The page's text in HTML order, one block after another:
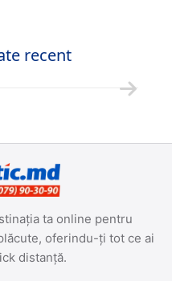
recent
ta online pentru
oferindu-ți tot ce ai
distanță.